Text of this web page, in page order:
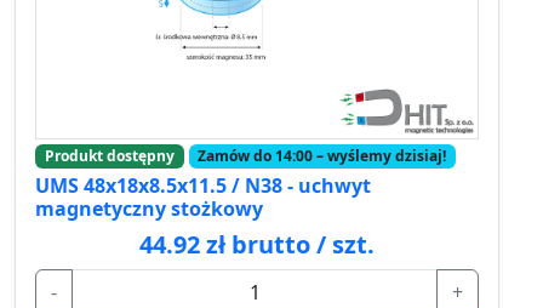
Produkt dostępny Zamów do 14:00 – wyślemy dzisiaj!
UMS 48x18x8.5x11.5 / N38 - uchwyt
magnetyczny stożkowy
44.92 zł brutto / szt.
-
+